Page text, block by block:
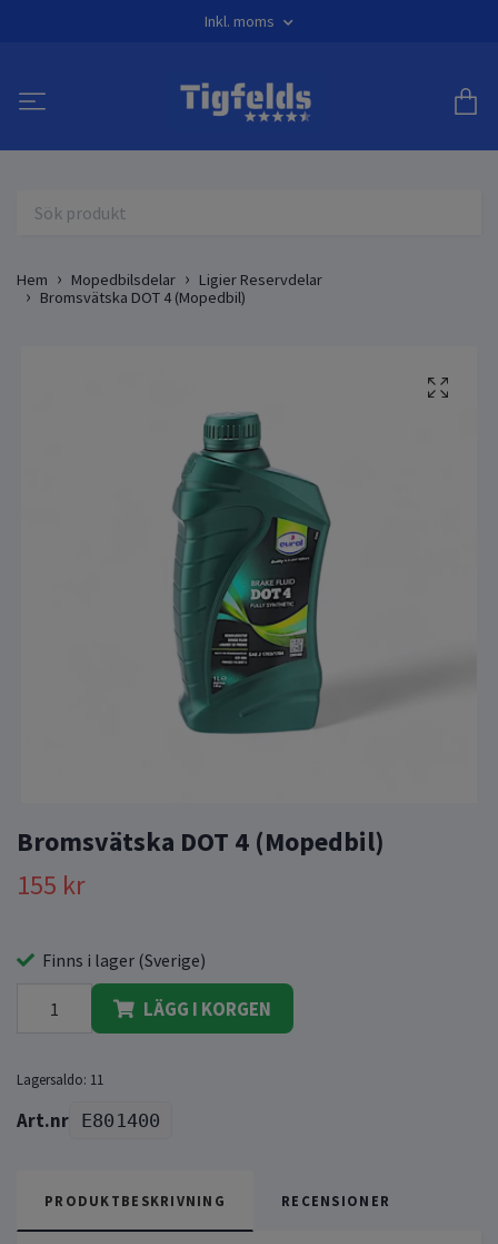
Inkl. moms
Hem Mopedbilsdelar
Ligier Reservdelar
Bromsvätska DOT 4 (Mopedbil)
Bromsvätska DOT 4 (Mopedbil)
155 kr
Finns i lager (Sverige)
LÄGG I KORGEN
Lagersaldo: 11
E801400
PRODUKTBESKRIVNING RECENSIONER